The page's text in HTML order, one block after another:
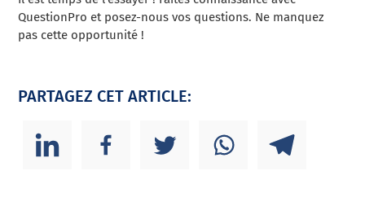
QuestionPro et posez-nous vos questions. Ne manquez
pas cette opportunité !
PARTAGEZ CET ARTICLE: